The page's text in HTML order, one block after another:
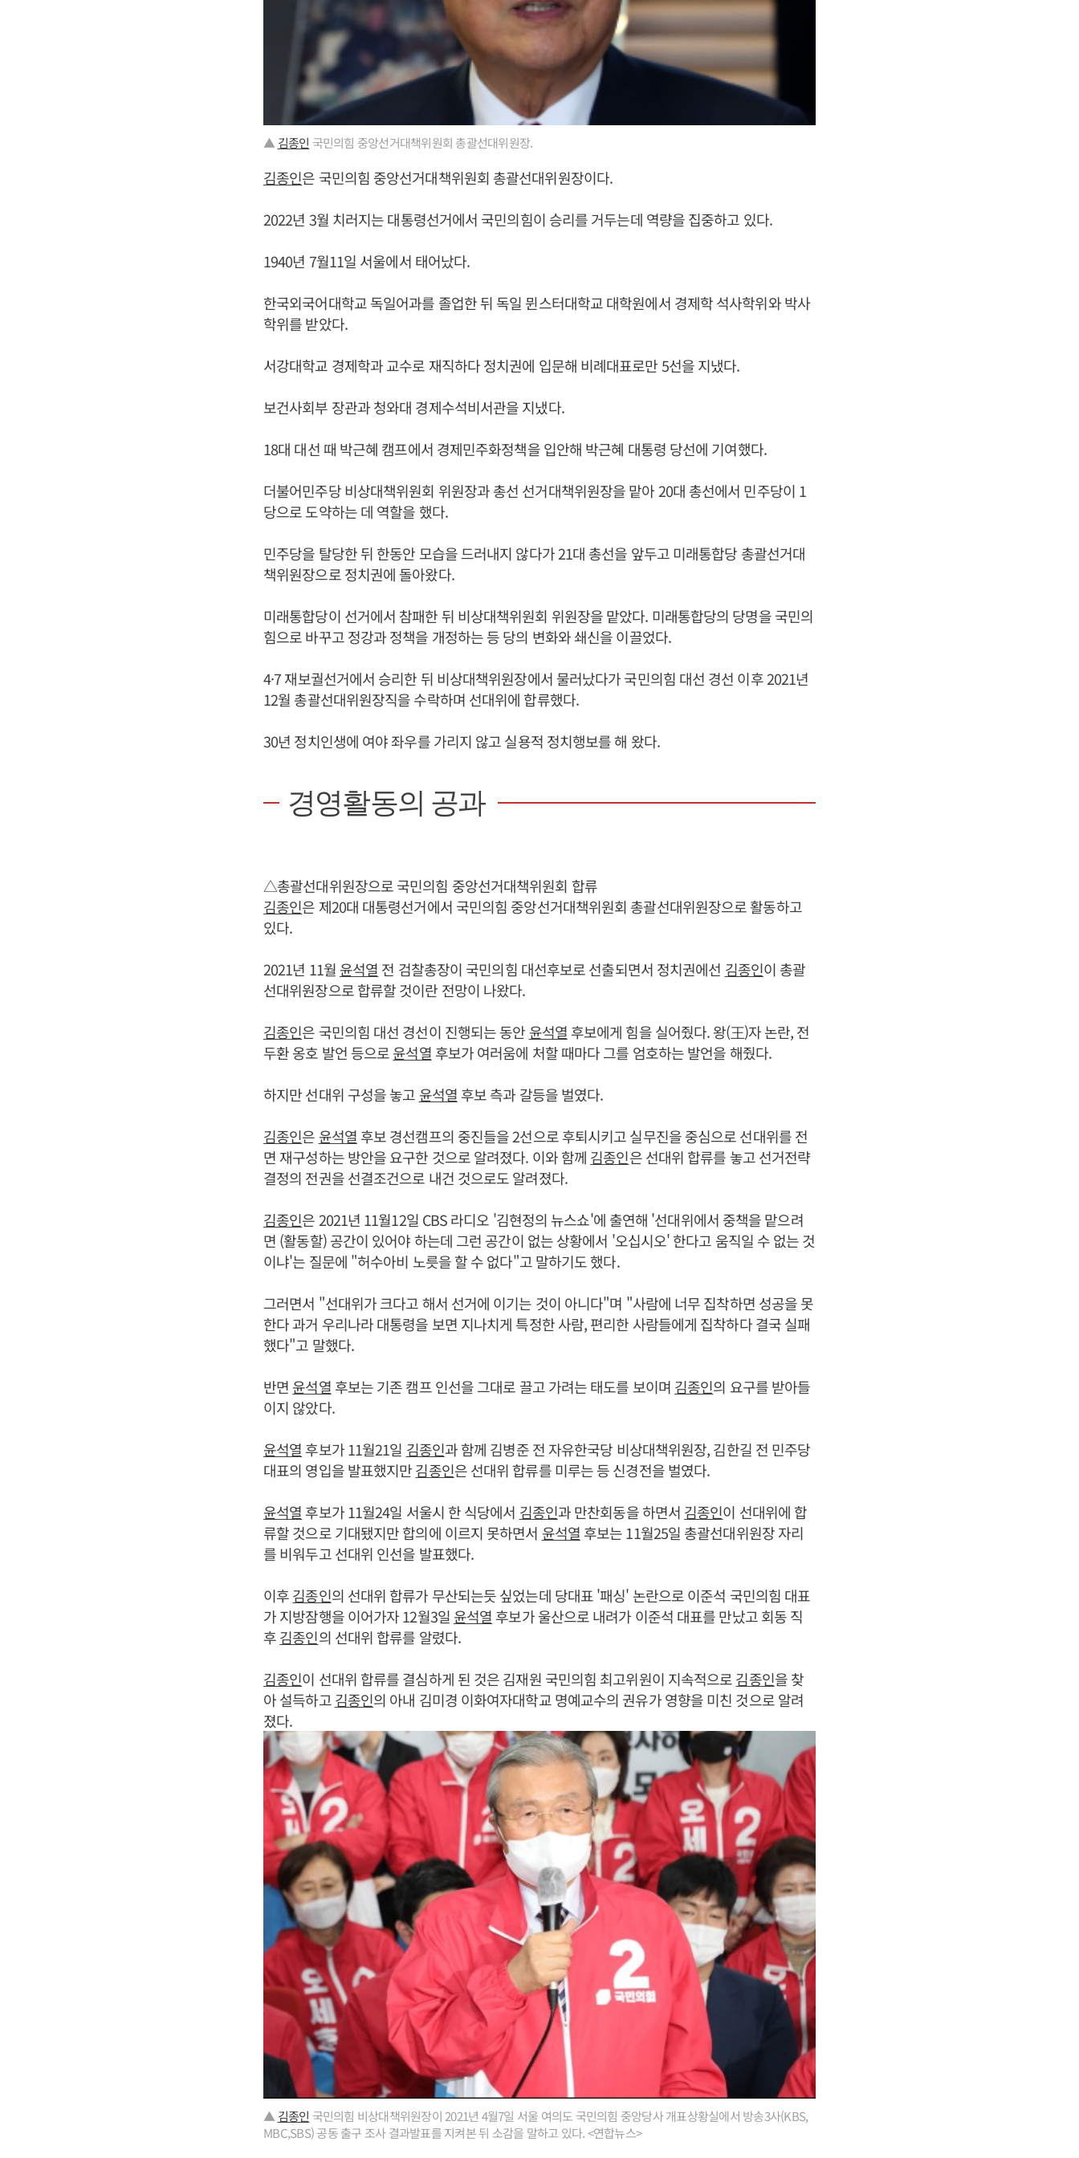
▲ 김종인 국민의힘 중앙선거대책위원회 총괄선대위원장.
김종인은 국민의힘 중앙선거대책위원회 총괄선대위원장이다.
2022년 3월 치러지는 대통령선거에서 국민의힘이 승리를 거두는데 역량을 집중하고 있다.
1940년 7월11일 서울에서 태어났다.
한국외국어대학교 독일어과를 졸업한 뒤 독일 뮌스터대학교 대학원에서 경제학 석사학위와 박사
학위를 받았다.
서강대학교 경제학과 교수로 재직하다 정치권에 입문해 비례대표로만 5선을 지냈다.
보건사회부 장관과 청와대 경제수석비서관을 지냈다.
18대 대선 때 박근혜 캠프에서 경제민주화정책을 입안해 박근혜 대통령 당선에 기여했다.
더불어민주당 비상대책위원회 위원장과 총선 선거대책위원장을 맡아 20대 총선에서 민주당이 1
당으로 도약하는 데 역할을 했다.
민주당을 탈당한 뒤 한동안 모습을 드러내지 않다가 21대 총선을 앞두고 미래통합당 총괄선거대
책위원장으로 정치권에 돌아왔다.
미래통합당이 선거에서 참패한 뒤 비상대책위원회 위원장을 맡았다. 미래통합당의 당명을 국민의
힘으로 바꾸고 정강과 정책을 개정하는 등 당의 변화와 쇄신을 이끌었다.
4·7 재보궐선거에서 승리한 뒤 비상대책위원장에서 물러났다가 국민의힘 대선 경선 이후 2021년
12월 총괄선대위원장직을 수락하며 선대위에 합류했다.
30년 정치인생에 여야 좌우를 가리지 않고 실용적 정치행보를 해 왔다.
경영활동의 공과
△총괄선대위원장으로 국민의힘 중앙선거대책위원회 합류
김종인은 제20대 대통령선거에서 국민의힘 중앙선거대책위원회 총괄선대위원장으로 활동하고
있다.
2021년 11월 윤석열 전 검찰총장이 국민의힘 대선후보로 선출되면서 정치권에선 김종인이 총괄
선대위원장으로 합류할 것이란 전망이 나왔다.
김종인은 국민의힘 대선 경선이 진행되는 동안 윤석열 후보에게 힘을 실어줬다. 왕(王)자 논란, 전
두환 옹호 발언 등으로윤석열 후보가 여러움에 처할 때마다 그를 엄호하는 발언을 해줬다.
하지만 선대위 구성을 놓고 윤석열 후보 측과 갈등을 벌였다.
김종인은 윤석열 후보 경선캠프의 중진들을 2선으로 후퇴시키고 실무진을 중심으로 선대위를 전
면 재구성하는 방안을 요구한 것으로 알려졌다. 이와 함께 김종인은 선대위 합류를 놓고 선거전략
결정의 전권을 선결조건으로 내건 것으로도 알려졌다.
김종인은 2021년 11월12일 CBS 라디오 '김현정의 뉴스쇼'에 출연해 '선대위에서 중책을 맡으려
면 (활동할) 공간이 있어야 하는데 그런 공간이 없는 상황에서 '오십시오' 한다고 움직일 수 없는 것
이냐'는 질문에 "허수아비 노릇을 할 수 없다"고 말하기도 했다.
그러면서 "선대위가 크다고 해서 선거에 이기는 것이 아니다"며 "사람에 너무 집착하면 성공을 못
한다 과거 우리나라 대통령을 보면 지나치게 특정한 사람, 편리한 사람들에게 집착하다 결국 실패
했다"고 말했다.
반면 윤석열 후보는 기존 캠프 인선을 그대로 끌고 가려는 태도를 보이며 김종인의 요구를 받아들
이지 않았다.
윤석열 후보가 11월21일 김종인과 함께 김병준 전 자유한국당 비상대책위원장, 김한길 전 민주당
대표의 영입을 발표했지만김종인은 선대위 합류를 미루는 등 신경전을 벌였다.
윤석열 후보가 11월24일 서울시 한 식당에서 김종인과 만찬회동을 하면서 김종인이 선대위에 합
류할 것으로 기대됐지만 합의에 이르지 못하면서 윤석열 후보는 11월25일 총괄선대위원장 자리
를 비워두고 선대위 인선을 발표했다.
이후김종인의 선대위 합류가 무산되는듯 싶었는데 당대표 '패싱' 논란으로 이준석 국민의힘 대표
가 지방잠행을 이어가자 12월3일 윤석열 후보가 울산으로 내려가 이준석 대표를 만났고 회동 직
후김종인의 선대위 합류를 알렸다.
김종인이 선대위 합류를 결심하게 된 것은 김재원 국민의힘 최고위원이 지속적으로김종인을 찾
아 설득하고김종인의 아내 김미경 이화여자대학교 명예교수의 권유가 영향을 미친 것으로 알려
졌다.
▲ 김종인 국민의힘 비상대책위원장이 2021년 4월7일 서울 여의도 국민의힘 중앙당사 개표상황실에서 방송3사(KBS,
MBC,SBS) 공동 출구 조사 결과발표를 지켜본 뒤 소감을 말하고 있다. <연합뉴스>